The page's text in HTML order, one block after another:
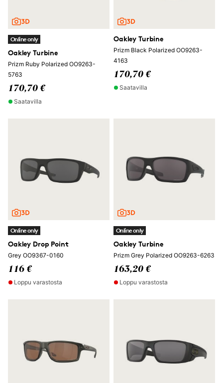
Online only
Oakley Turbine
Prizm Ruby Polarized OO9263-
5763
170,70 €
Saatavilla
Oakley Turbine
Prizm Black Polarized OO9263-
4163
170,70 €
Saatavilla
Online only
Oakley Drop Point
Grey OO9367-0160
116 €
Loppu varastosta
Online only
Oakley Turbine
Prizm Grey Polarized OO9263-6263
163,20 €
Loppu varastosta